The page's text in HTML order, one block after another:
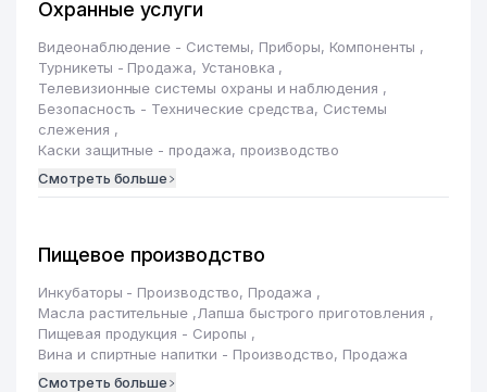
Охранные услуги
Видеонаблюдение - Системы, Приборы, Компоненты ,
Турникеты - Продажа, Установка ,
Телевизионные системы охраны и наблюдения ,
Безопасность - Технические средства, Системы
слежения ,
Каски защитные - продажа, производство
Смотреть больше
Пищевое производство
Инкубаторы - Производство, Продажа ,
Масла растительные ,Лапша быстрого приготовления ,
Пищевая продукция - Сиропы ,
Вина и спиртные напитки - Производство, Продажа
Смотреть больше